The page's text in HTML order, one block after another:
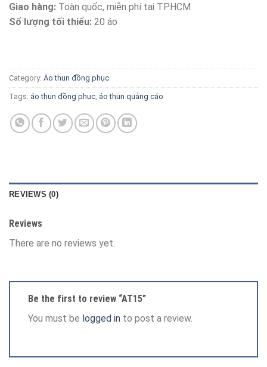
Giao hàng: Toàn quốc, miễn phí tại TPHCM
Số lượng tối thiểu: 20 áo
Category: Áo thun đồng phục
Tags: áo thun đồng phục, áo thun quảng cáo
REVIEWS (0)
Reviews
There are no reviews yet.
Be the first to review “AT15”
You must be logged in to post a review.